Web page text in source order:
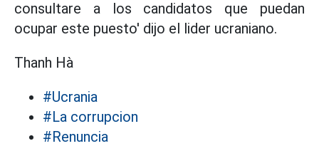
consultare a los candidatos que puedan
ocupar este puesto' dijo el lider ucraniano.
Thanh Hà
#Ucrania
#La corrupcion
#Renuncia